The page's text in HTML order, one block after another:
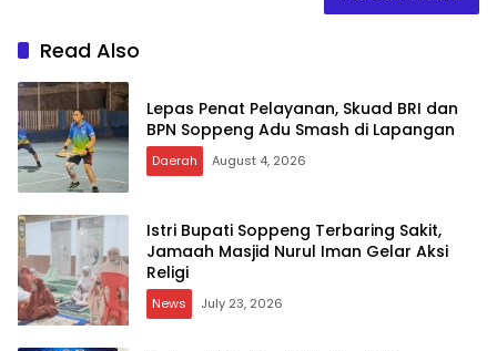
Read Also
Lepas Penat Pelayanan, Skuad BRI dan
BPN Soppeng Adu Smash di Lapangan
Daerah August 4, 2026
Istri Bupati Soppeng Terbaring Sakit,
Jamaah Masjid Nurul Iman Gelar Aksi
Religi
News July 23, 2026